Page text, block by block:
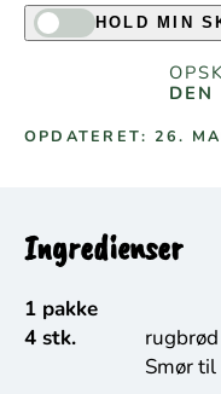
HOLD MIN
DEN
OPDATERET: 26.
Ingredienser
1 pakke
4 stk.
rugbrød
Smør